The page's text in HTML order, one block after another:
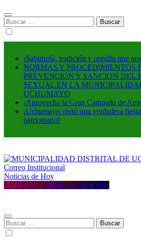
Buscar:
¡Sabiduría, tradición y orgullo que
NORMAS Y PROCEDIMIENTOS
PREVENCION Y SANCION DEL
SEXUAL EN LA
UCHUMAYO
¡Aprovecha la Gran Campaña de
¡Uchumayo vivió una verdadera
patriotismo!
MUNICIPALIDAD DISTRITAL DE
Construyendo una nueva Historia
Correo Institucional
Noticias de Hoy
EN VIVO DESDE FACEBOOK
Buscar: